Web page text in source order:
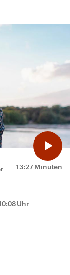
13:27 Minuten
Uhr